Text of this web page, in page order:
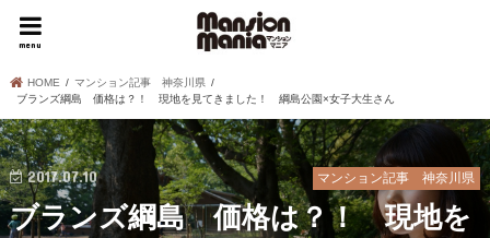
menu
HOME
マンション記事 神奈川県
ブランズ綱島 価格は？！ 現地を見てきました！ 綱島公園×女子大生さん
マンション記事 神奈川県
2017.07.10
ブランズ綱島 価格は？！ 現地を